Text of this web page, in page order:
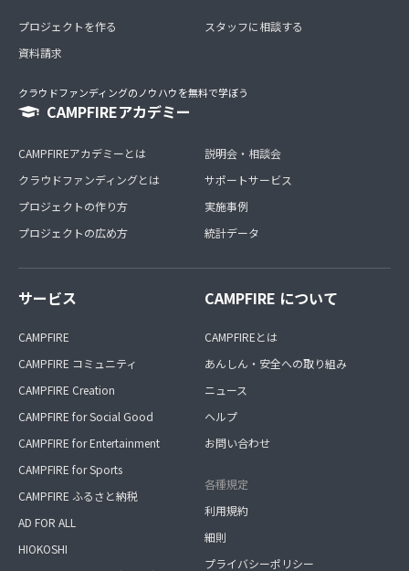
プロジェクトを作る
資料請求
スタッフに相談する
クラウドファンディングのノウハウを無料で学ぼう
CAMPFIREアカデミー
CAMPFIREアカデミーとは
クラウドファンディングとは
プロジェクトの作り方
プロジェクトの広め方
説明会・相談会
サポートサービス
実施事例
統計データ
サービス
CAMPFIRE
CAMPFIRE コミュニティ
CAMPFIRE Creation
CAMPFIRE for Social Good
CAMPFIRE for Entertainment
CAMPFIRE for Sports
CAMPFIRE ふるさと納税
AD FOR ALL
HIOKOSHI
CAMPFIRE について
CAMPFIREとは
あんしん・安全への取り組み
ニュース
ヘルプ
お問い合わせ
各種規定
利用規約
細則
プライバシーポリシー